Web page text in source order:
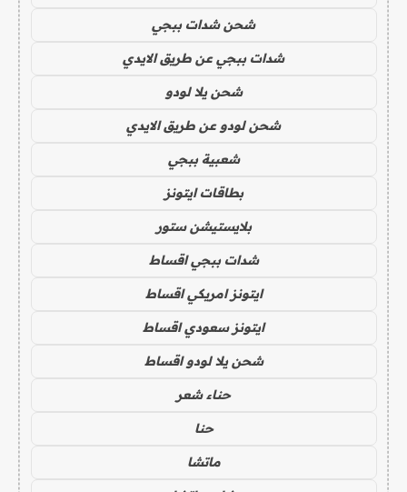
شحن شدات ببجي
شدات ببجي عن طريق الايدي
شحن يلا لودو
شحن لودو عن طريق الايدي
شعبية ببجي
بطاقات ايتونز
بلايستيشن ستور
شدات ببجي اقساط
ايتونز امريكي اقساط
ايتونز سعودي اقساط
شحن يلا لودو اقساط
حناء شعر
حنا
ماتشا